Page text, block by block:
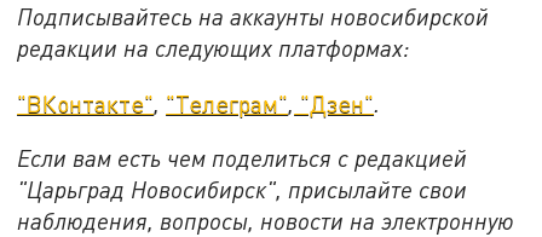
Подписывайтесь на аккаунты новосибирской
редакции на следующих платформах:
"ВКонтакте" "Телеграм" "Дзен"
Если вам есть чем поделиться с редакцией
"Царьград Новосибирск", присылайте свои
наблюдения, вопросы, новости на электронную